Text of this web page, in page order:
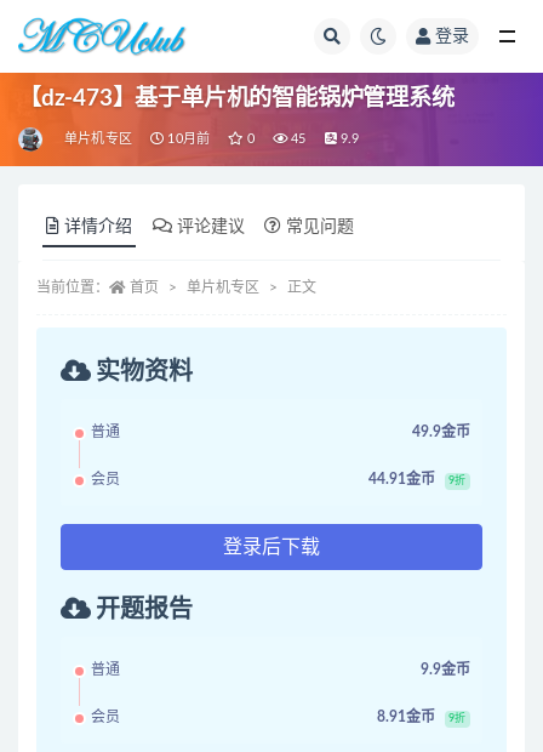
登录
【dz-473】基于单片机的智能锅炉管理系统
单片机专区 10月前 0 45 9.9
详情介绍 评论建议 常见问题
当前位置： 首页 单片机专区 正文
实物资料
普通 49.9金币
会员 44.91金币 9折
登录后下载
开题报告
普通 9.9金币
会员 8.91金币 9折